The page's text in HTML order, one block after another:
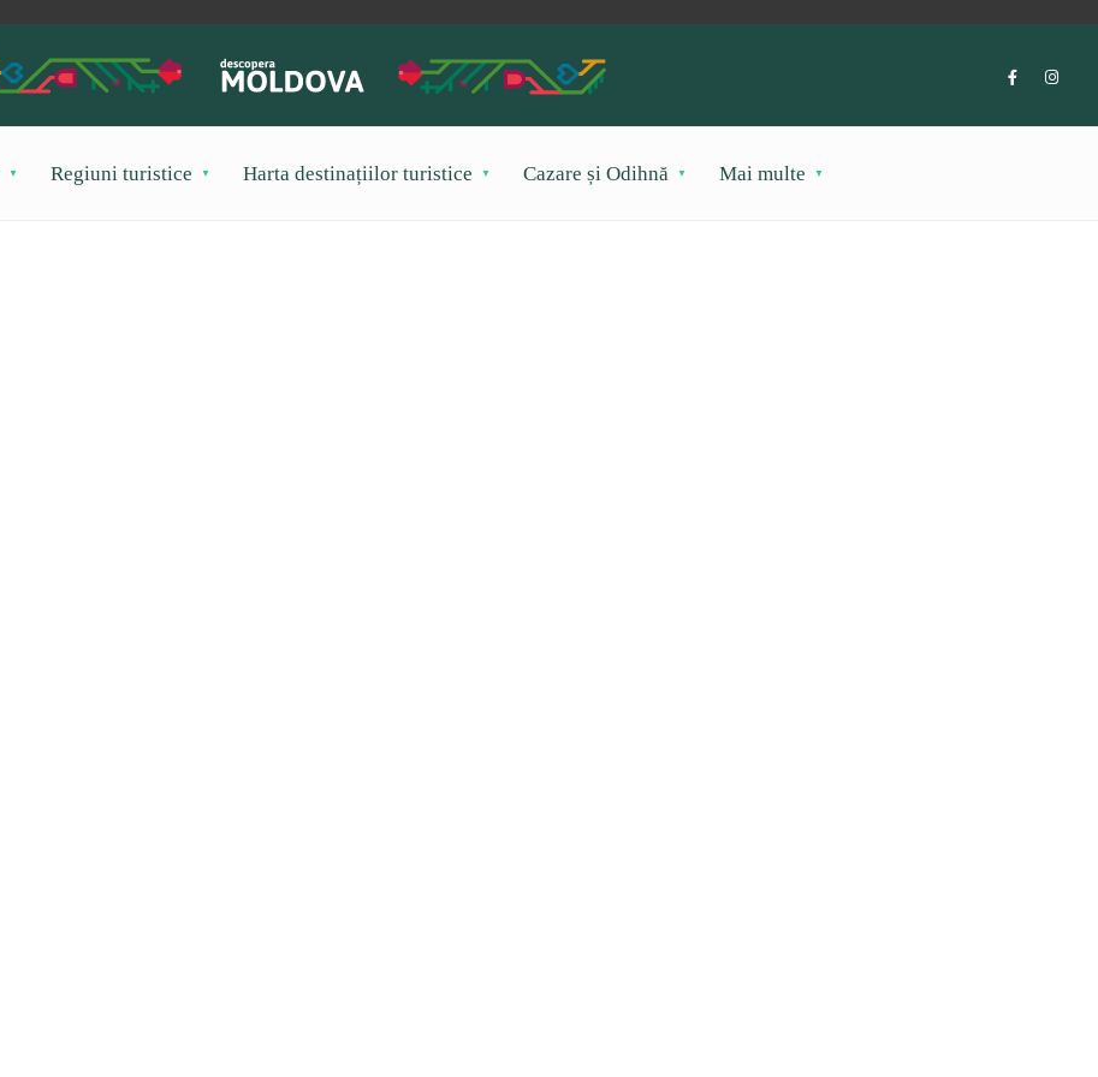
Regiuni turistice Harta destinațiilor turistice Cazare și Odihnă Mai multe